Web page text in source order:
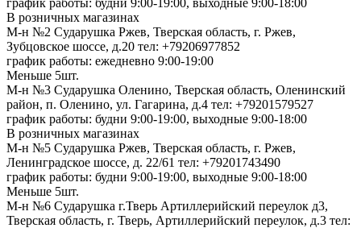
В розничных магазинах
М-н №2 Cударушка Ржев, Тверская область, г. Ржев,
Зубцовское шоссе, д.20 тел: +79206977852
график работы: ежедневно 9:00-19:00
Меньше 5шт.
М-н №3 Сударушка Оленино, Тверская область, Оленинский
район, п. Оленино, ул. Гагарина, д.4 тел: +79201579527
график работы: будни 9:00-19:00, выходные 9:00-18:00
В розничных магазинах
М-н №5 Сударушка Ржев, Тверская область, г. Ржев,
Ленинградское шоссе, д. 22/61 тел: +79201743490
график работы: будни 9:00-19:00, выходные 9:00-18:00
Меньше 5шт.
М-н №6 Сударушка г.Тверь Артиллерийский переулок д3,
Тверская область, г. Тверь, Артиллерийский переулок, д.3 тел: